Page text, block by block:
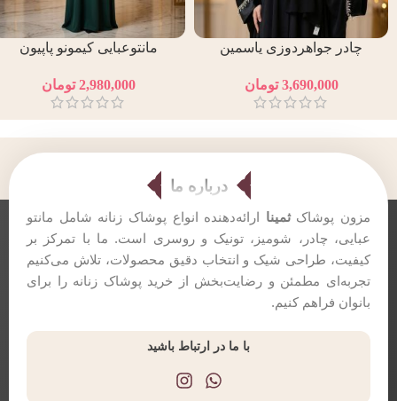
چادر جواهردوزی یاسمین
3,690,000 تومان
مانتوعبایی کیمونو پاپیون
2,980,000 تومان
درباره ما
مزون پوشاکثمینا ارائه‌دهنده انواع پوشاک زنانه شامل مانتو
عبایی، چادر، شومیز، تونیک و روسری است. ما با تمرکز بر
کیفیت، طراحی شیک و انتخاب دقیق محصولات، تلاش می‌کنیم
تجربه‌ای مطمئن و رضایت‌بخش از خرید پوشاک زنانه را برای
بانوان فراهم کنیم.
با ما در ارتباط باشید